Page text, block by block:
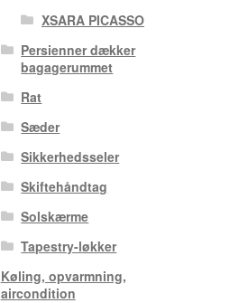
XSARA PICASSO
Persienner dækker
bagagerummet
Rat
Sæder
Sikkerhedsseler
Skiftehåndtag
Solskærme
Tapestry-løkker
Køling, opvarmning,
aircondition